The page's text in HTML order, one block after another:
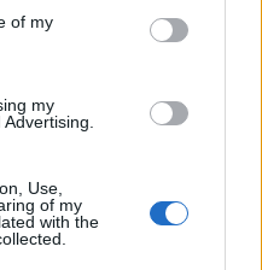
of my
my
Use,
of my
with the